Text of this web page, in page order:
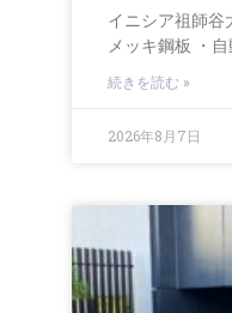
イニシア祖師谷
メッキ鋼板 ・
続きを読む »
2026年8月7日